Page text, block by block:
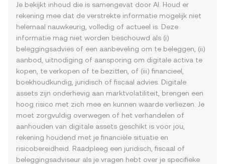
Je bekijkt inhoud die is samengevat door AI. Houd er
rekening mee dat de verstrekte informatie mogelijk niet
helemaal nauwkeurig, volledig of actueel is. Deze
informatie mag niet worden beschouwd als (i)
beleggingsadvies of een aanbeveling om te beleggen, (ii)
aanbod, uitnodiging of aansporing om digitale activa te
kopen, te verkopen of te bezitten, of (iii) financieel,
boekhoudkundig, juridisch of fiscaal advies. Digitale
assets zijn onderhevig aan marktvolatiliteit, brengen een
hoog risico met zich mee en kunnen waarde verliezen. Je
moet zorgvuldig overwegen of het verhandelen of
aanhouden van digitale assets geschikt is voor jou,
rekening houdend met je financiële situatie en
risicobereidheid. Raadpleeg een juridisch, fiscaal of
beleggingsadviseur als je vragen hebt over je specifieke